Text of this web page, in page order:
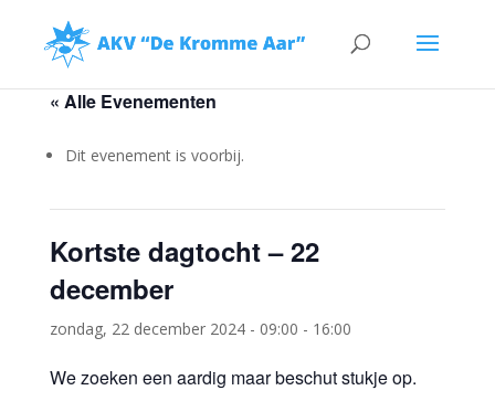
« Alle Evenementen
Dit evenement is voorbij.
Kortste dagtocht – 22
december
zondag, 22 december 2024 - 09:00 - 16:00
We zoeken een aardig maar beschut stukje op.